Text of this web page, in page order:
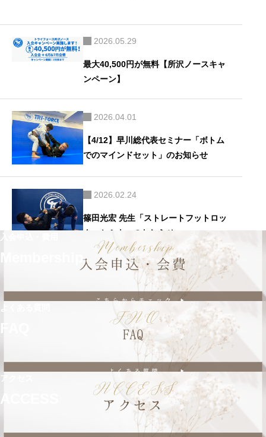
2026.05.29
最大40,500円が無料【所沢ノースキャ
ンペーン】
2026.04.01
【4/12】早川総代表セミナー「ボトム
でのマインドセット」のお知らせ
2026.02.24
篠田光宏 先生「ストレートフットロッ
ク」セミナーのおしらせ
入会申込・費用
Membership
よくある質問
FAQ
アクセス
ACCESS